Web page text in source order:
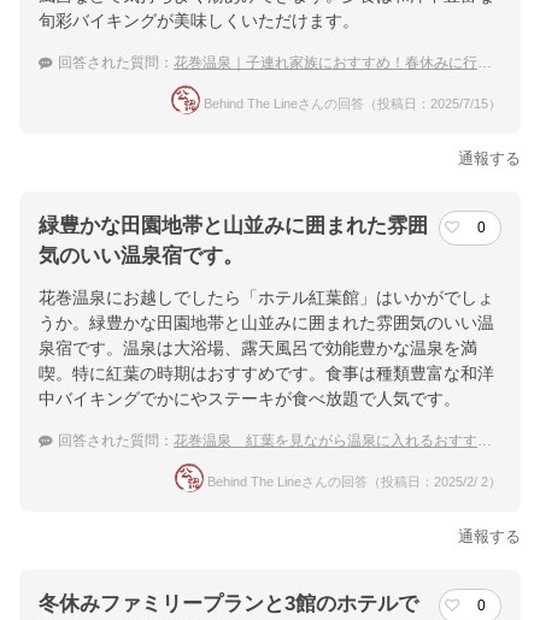
旬彩バイキングが美味しくいただけます。
回答された質問： 花巻温泉｜子連れ家族におすすめ！春休みに行きたい宿のおすすめは？
Behind The Lineさんの回答（投稿日：2025/7/15）
通報する
緑豊かな田園地帯と山並みに囲まれた雰囲
気のいい温泉宿です。
0
花巻温泉にお越しでしたら「ホテル紅葉館」はいかがでしょ
うか。緑豊かな田園地帯と山並みに囲まれた雰囲気のいい温
泉宿です。温泉は大浴場、露天風呂で効能豊かな温泉を満
喫。特に紅葉の時期はおすすめです。食事は種類豊富な和洋
中バイキングでかにやステーキが食べ放題で人気です。
回答された質問： 花巻温泉 紅葉を見ながら温泉に入れるおすすめの温泉宿
Behind The Lineさんの回答（投稿日：2025/2/ 2）
通報する
冬休みファミリープランと3館のホテルで
0